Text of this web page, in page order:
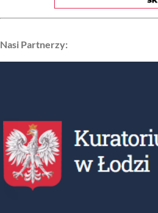
Nasi Partnerzy: